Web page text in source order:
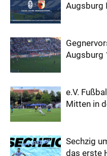
Augsburg
Augsburg
e.V.
Mitten in
Sechzig
das erste